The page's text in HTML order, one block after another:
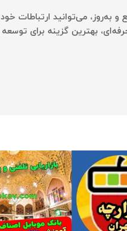
می‌توانید ارتباطات خود
بهترین گزینه برای